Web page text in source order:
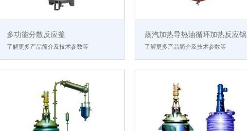
多功能分散反应釜
了解更多产品简介及技术参数等
蒸汽加热导热油循环加热反应锅
了解更多产品简介及技术参数等